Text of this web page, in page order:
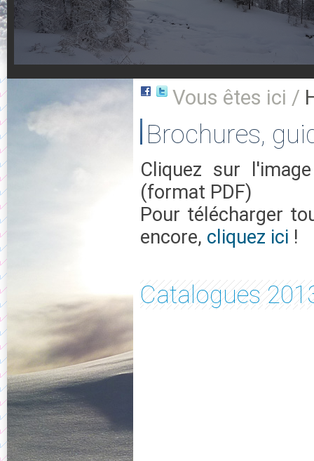
Vous êtes ici /
Brochures,
Cliquez sur
(format PDF)
Pour télécharger
encore, cliquez ici !
Catalogues